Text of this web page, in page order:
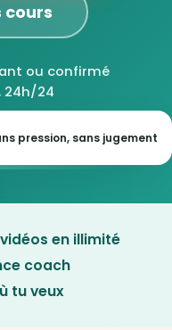
cours
ou confirmé
24h/24
pression, sans jugement
vidéos en illimité
coach
tu veux